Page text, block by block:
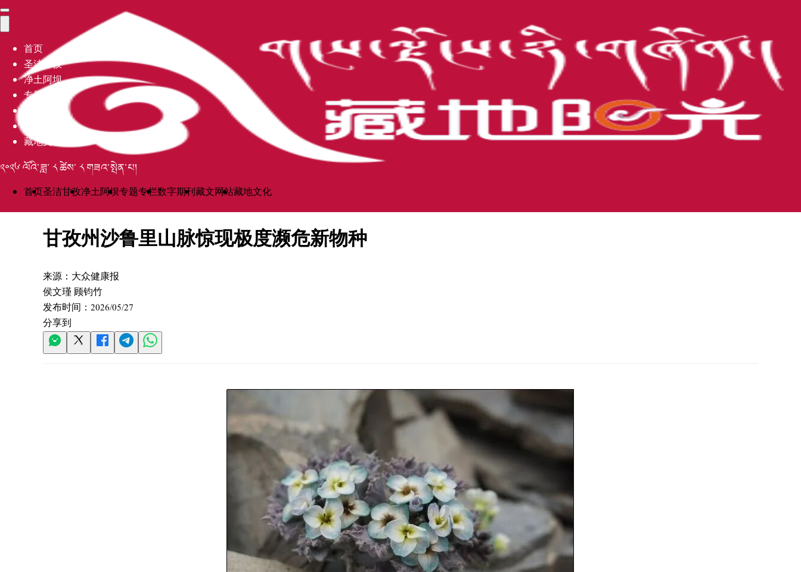
首页
圣洁甘孜
净土阿坝
专题专栏
藏地文化
༢༠༢༦ ལོའི་ཟླ་ ༨ ཚེས་ ༨ གཟའ་སྤེན་པ།
首页圣洁甘孜净土阿坝专题专栏数字期刊藏文网站藏地文化
甘孜州沙鲁里山脉惊现极度濒危新物种
来源： 大众健康报
侯文瑾 顾钧竹
发布时间： 2026/05/27
分享到